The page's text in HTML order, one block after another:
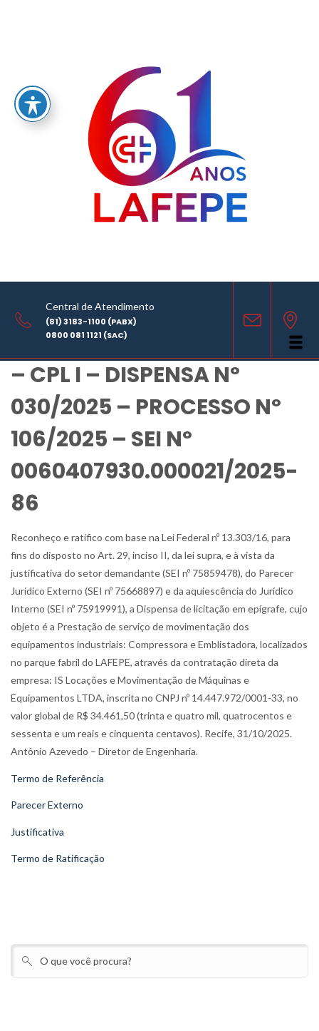
Central de Atendimento
(81) 3183-1100 (PABX)
0800 081 1121 (SAC)
RATIFICAÇÃO DE DISPENSA – CPL I – DISPENSA Nº 030/2025 – PROCESSO Nº
106/2025 – SEI Nº 0060407930.000021/2025-86
COMPARTILHE
RATIFICAÇÃO DE DISPENSA
– CPL I – DISPENSA Nº
030/2025 – PROCESSO Nº
106/2025 – SEI Nº
0060407930.000021/2025-
86
Reconheço e ratifico com base na Lei Federal nº 13.303/16, para
fins do disposto no Art. 29, inciso II, da lei supra, e à vista da
justificativa do setor demandante (SEI nº 75859478), do Parecer
Jurídico Externo (SEI nº 75668897) e da aquiescência do Jurídico
Interno (SEI nº 75919991), a Dispensa de licitação em epígrafe, cujo
objeto é a Prestação de serviço de movimentação dos
equipamentos industriais: Compressora e Emblistadora, localizados
no parque fabril do LAFEPE, através da contratação direta da
empresa: IS Locações e Movimentação de Máquinas e
Equipamentos LTDA, inscrita no CNPJ nº 14.447.972/0001-33, no
valor global de R$ 34.461,50 (trinta e quatro mil, quatrocentos e
sessenta e um reais e cinquenta centavos). Recife, 31/10/2025.
Antônio Azevedo – Diretor de Engenharia.
Termo de Referência
Parecer Externo
Justificativa
Termo de Ratificação